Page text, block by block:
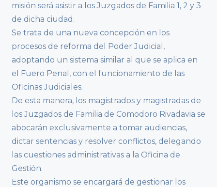
misión será asistir a los Juzgados de Familia 1, 2 y 3
de dicha ciudad.
Se trata de una nueva concepción en los
procesos de reforma del Poder Judicial,
adoptando un sistema similar al que se aplica en
el Fuero Penal, con el funcionamiento de las
Oficinas Judiciales.
De esta manera, los magistrados y magistradas de
los Juzgados de Familia de Comodoro Rivadavia se
abocarán exclusivamente a tomar audiencias,
dictar sentencias y resolver conflictos, delegando
las cuestiones administrativas a la Oficina de
Gestión.
Este organismo se encargará de gestionar los